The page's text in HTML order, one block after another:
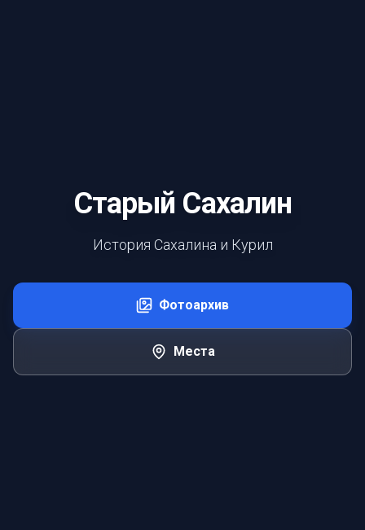
Старый Сахалин
История Сахалина и Курил
Фотоархив
Места